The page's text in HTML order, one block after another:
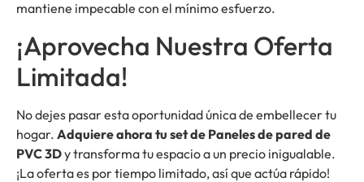
mantiene impecable con el mínimo esfuerzo.
¡Aprovecha Nuestra Oferta
Limitada!
No dejes pasar esta oportunidad única de embellecer tu
hogar. Adquiere ahora tu set de Paneles de pared de
PVC 3Dy transforma tu espacio a un precio inigualable.
¡La oferta es por tiempo limitado, así que actúa rápido!